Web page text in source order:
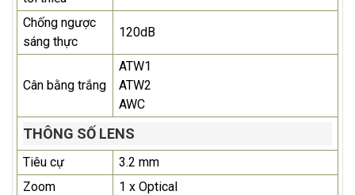
Chống ngược
sáng thực
120dB
Cân bằng trắng
ATW1
ATW2
AWC
THÔNG SỐ LENS
Tiêu cự
3.2 mm
Zoom
1 x Optical